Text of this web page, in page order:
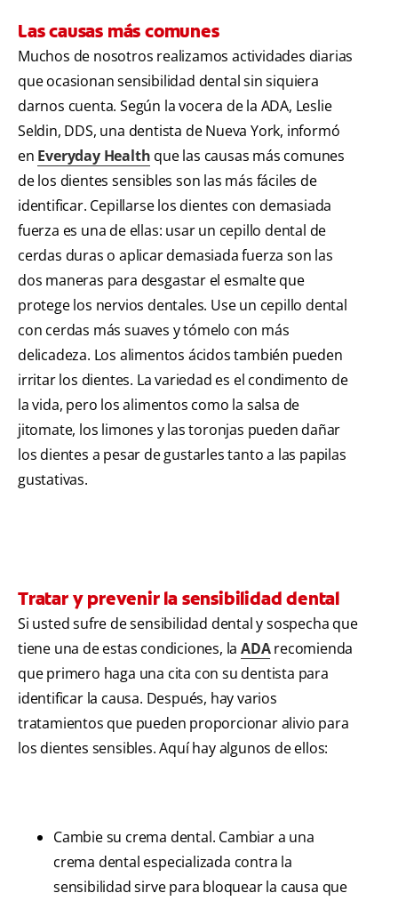
Las causas más comunes
Muchos de nosotros realizamos actividades diarias
que ocasionan sensibilidad dental sin siquiera
darnos cuenta. Según la vocera de la ADA, Leslie
Seldin, DDS, una dentista de Nueva York, informó
en Everyday Health que las causas más comunes
de los dientes sensibles son las más fáciles de
identificar. Cepillarse los dientes con demasiada
fuerza es una de ellas: usar un cepillo dental de
cerdas duras o aplicar demasiada fuerza son las
dos maneras para desgastar el esmalte que
protege los nervios dentales. Use un cepillo dental
con cerdas más suaves y tómelo con más
delicadeza. Los alimentos ácidos también pueden
irritar los dientes. La variedad es el condimento de
la vida, pero los alimentos como la salsa de
jitomate, los limones y las toronjas pueden dañar
los dientes a pesar de gustarles tanto a las papilas
gustativas.
Tratar y prevenir la sensibilidad dental
Si usted sufre de sensibilidad dental y sospecha que
tiene una de estas condiciones, laADArecomienda
que primero haga una cita con su dentista para
identificar la causa. Después, hay varios
tratamientos que pueden proporcionar alivio para
los dientes sensibles. Aquí hay algunos de ellos:
Cambie su crema dental. Cambiar a una
crema dental especializada contra la
sensibilidad sirve para bloquear la causa que